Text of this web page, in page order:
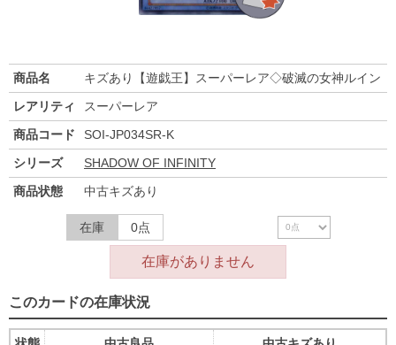
商品名
キズあり【遊戯王】スーパーレア◇破滅の女神ルイン
レアリティ
スーパーレア
商品コード
SOI-JP034SR-K
シリーズ
SHADOW OF INFINITY
商品状態
中古キズあり
在庫 0点
在庫がありません
このカードの在庫状況